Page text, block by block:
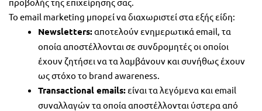
Το email marketing μπορεί να διαχωριστεί στα εξής είδη:
Newsletters:αποτελούν ενημερωτικά email, τα
οποία αποστέλλονται σε συνδρομητές οι οποίοι
έχουν ζητήσει να τα λαμβάνουν και συνήθως έχουν
ως στόχο το brand awareness.
Transactional emails:είναι τα λεγόμενα και email
συναλλαγών τα οποία αποστέλλονται ύστερα από